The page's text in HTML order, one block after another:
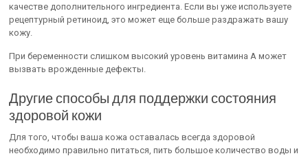
качестве дополнительного ингредиента. Если вы уже используете
рецептурный ретиноид, это может еще больше раздражать вашу
кожу.
При беременности слишком высокий уровень витамина А может
вызвать врожденные дефекты.
Другие способы для поддержки состояния
здоровой кожи
Для того, чтобы ваша кожа оставалась всегда здоровой
необходимо правильно питаться, пить большое количество воды и